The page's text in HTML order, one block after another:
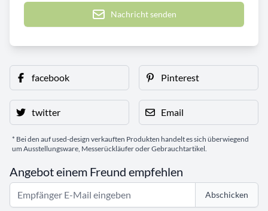
Nachricht senden
facebook Pinterest
twitter Email
* Bei den auf used-design verkauften Produkten handelt es sich überwiegend
um Ausstellungsware, Messerückläufer oder Gebrauchtartikel.
Angebot einem Freund empfehlen
Abschicken